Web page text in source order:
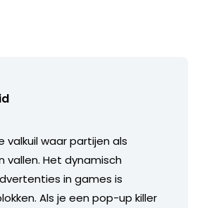
valkuil waar partijen als
vallen. Het dynamisch
in games is
Als je een pop-up killer